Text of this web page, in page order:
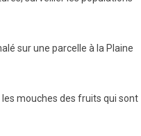
sur une parcelle à la Plaine
mouches des fruits qui sont